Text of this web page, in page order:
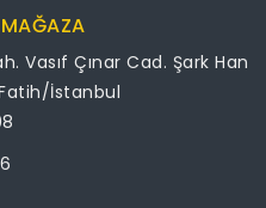
Vasıf Çınar Cad. Şark Han
İstanbul